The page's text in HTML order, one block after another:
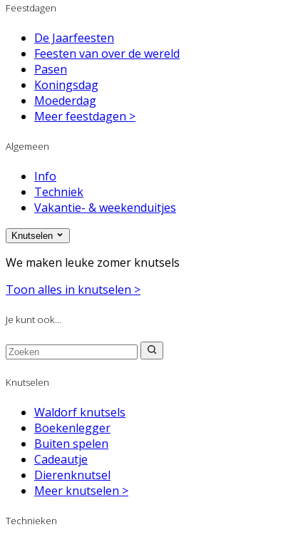
Feestdagen
De Jaarfeesten
Feesten van over de wereld
Pasen
Koningsdag
Moederdag
Meer feestdagen >
Algemeen
Info
Techniek
Vakantie- & weekenduitjes
Knutselen
We maken leuke zomer knutsels
Toon alles in knutselen >
Je kunt ook...
Knutselen
Waldorf knutsels
Boekenlegger
Buiten spelen
Cadeautje
Dierenknutsel
Meer knutselen >
Technieken